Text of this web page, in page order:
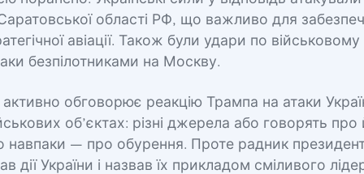
Саратовської області РФ, що важливо для
авіації. Також були удари по
безпілотниками на Москву.
активно обговорює реакцію Трампа на атаки
об’єктах: різні джерела або говорять про
навпаки — про обурення. Проте радник
дії України і назвав їх прикладом сміливого